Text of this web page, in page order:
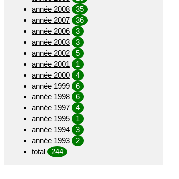
année 2008
35
année 2007
36
année 2006
3
année 2003
3
année 2002
5
année 2001
1
année 2000
4
année 1999
6
année 1998
6
année 1997
4
année 1995
1
année 1994
3
année 1993
2
total
244